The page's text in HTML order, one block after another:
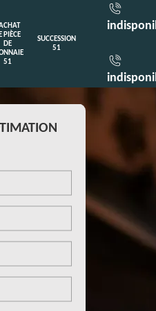
PIÈCE
DE
51
SUCCESSION
51